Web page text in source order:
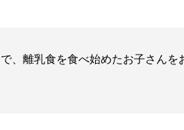
離乳食を食べ始めたお子さん